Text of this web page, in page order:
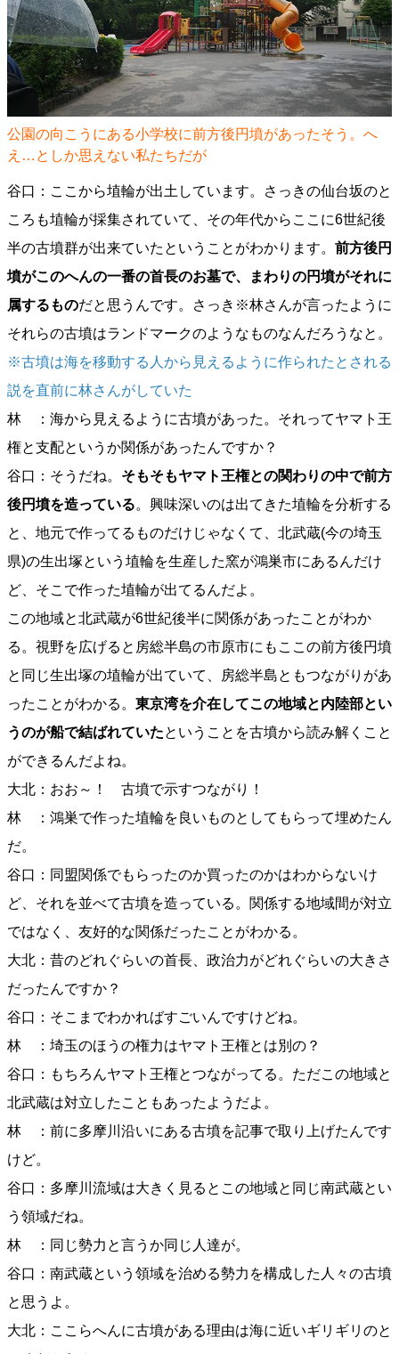
公園の向こうにある小学校に前方後円墳があったそう。へ
え…としか思えない私たちだが
谷口：ここから埴輪が出土しています。さっきの仙台坂のと
ころも埴輪が採集されていて、その年代からここに6世紀後
半の古墳群が出来ていたということがわかります。 前方後円
墳がこのへんの一番の首長のお墓で、まわりの円墳がそれに
属するものだと思うんです。さっき※林さんが言ったように
それらの古墳はランドマークのようなものなんだろうなと。
※古墳は海を移動する人から見えるように作られたとされる
説を直前に林さんがしていた
林 ：海から見えるように古墳があった。それってヤマト王
権と支配というか関係があったんですか？
谷口：そうだね。 そもそもヤマト王権との関わりの中で前方
後円墳を造っている。興味深いのは出てきた埴輪を分析する
と、地元で作ってるものだけじゃなくて、北武蔵(今の埼玉
県)の生出塚という埴輪を生産した窯が鴻巣市にあるんだけ
ど、そこで作った埴輪が出てるんだよ。
この地域と北武蔵が6世紀後半に関係があったことがわか
る。視野を広げると房総半島の市原市にもここの前方後円墳
と同じ生出塚の埴輪が出ていて、房総半島ともつながりがあ
ったことがわかる。 東京湾を介在してこの地域と内陸部とい
うのが船で結ばれていたということを古墳から読み解くこと
ができるんだよね。
大北：おお～！ 古墳で示すつながり！
林 ：鴻巣で作った埴輪を良いものとしてもらって埋めたん
だ。
谷口：同盟関係でもらったのか買ったのかはわからないけ
ど、それを並べて古墳を造っている。関係する地域間が対立
ではなく、友好的な関係だったことがわかる。
大北：昔のどれぐらいの首長、政治力がどれぐらいの大きさ
だったんですか？
谷口：そこまでわかればすごいんですけどね。
林 ：埼玉のほうの権力はヤマト王権とは別の？
谷口：もちろんヤマト王権とつながってる。ただこの地域と
北武蔵は対立したこともあったようだよ。
林 ：前に多摩川沿いにある古墳を記事で取り上げたんです
けど。
谷口：多摩川流域は大きく見るとこの地域と同じ南武蔵とい
う領域だね。
林 ：同じ勢力と言うか同じ人達が。
谷口：南武蔵という領域を治める勢力を構成した人々の古墳
と思うよ。
大北：ここらへんに古墳がある理由は海に近いギリギリのと